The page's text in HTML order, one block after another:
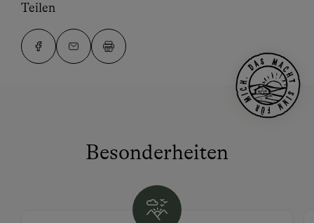
Teilen
Besonderheiten